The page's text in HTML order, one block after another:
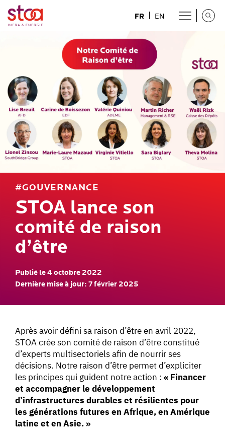
FR EN
#GOUVERNANCE
STOA lance son
comité de raison
d’être
Publié le 4 octobre 2022
Dernière mise à jour: 7 février 2025
Après avoir défini sa raison d’être en avril 2022,
STOA crée son comité de raison d’être constitué
d’experts multisectoriels afin de nourrir ses
décisions. Notre raison d’être permet d’expliciter
les principes qui guident notre action : « Financer
et accompagner le développement
d’infrastructures durables et résilientes pour
les générations futures en Afrique, en Amérique
latine et en Asie. »